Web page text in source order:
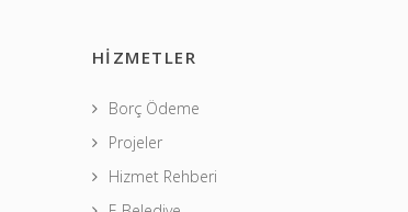
HİZMETLER
Borç Ödeme
Projeler
Hizmet Rehberi